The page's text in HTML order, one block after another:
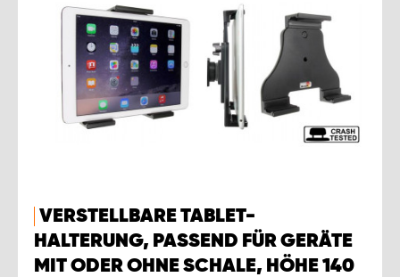
VERSTELLBARE TABLET-
HALTERUNG, PASSEND FÜR GERÄTE
MIT ODER OHNE SCHALE, HÖHE 140